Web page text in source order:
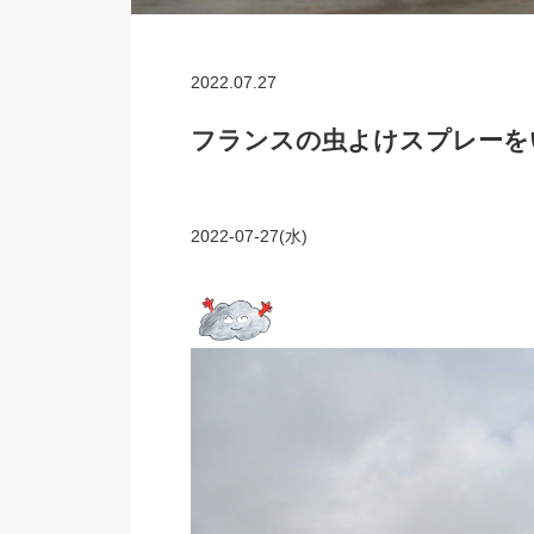
2022.07.27
フランスの虫よけスプレー
2022-07-27(水)